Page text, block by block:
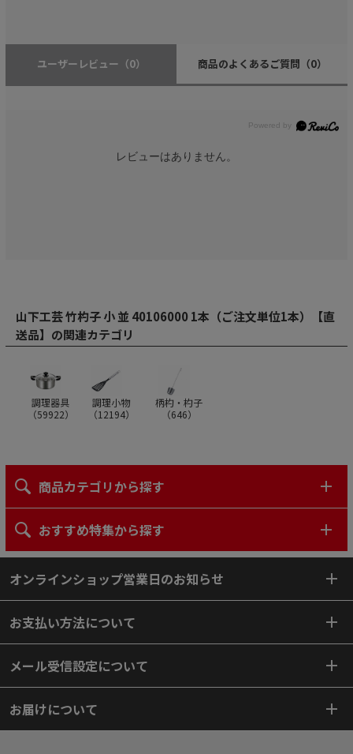
ユーザーレビュー （0） 商品のよくあるご質問 （0）
レビューはありません。
山下工芸 竹杓子 小 並 40106000 1本（ご注文単位1本）【直
送品】の関連カテゴリ
調理器具
（59922）
調理小物
（12194）
柄杓・杓子
（646）
商品カテゴリから探す
おすすめ特集から探す
オンラインショップ営業日のお知らせ
お支払い方法について
メール受信設定について
お届けについて